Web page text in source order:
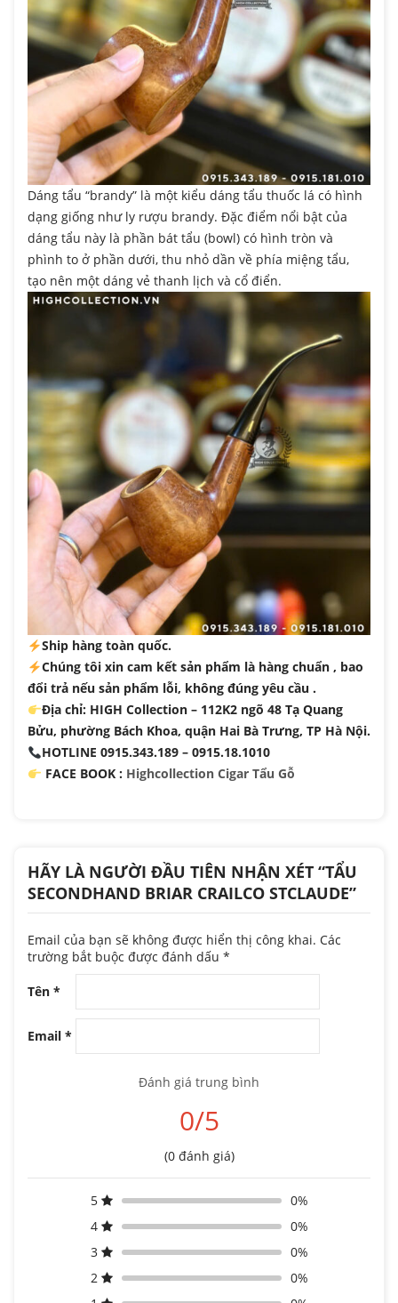
Dáng tẩu “brandy” là một kiểu dáng tẩu thuốc lá có hình
dạng giống như ly rượu brandy. Đặc điểm nổi bật của
dáng tẩu này là phần bát tẩu (bowl) có hình tròn và
phình to ở phần dưới, thu nhỏ dần về phía miệng tẩu,
tạo nên một dáng vẻ thanh lịch và cổ điển.
Ship hàng toàn quốc.
Chúng tôi xin cam kết sản phẩm là hàng chuẩn , bao
đổi trả nếu sản phẩm lỗi, không đúng yêu cầu .
Địa chỉ: HIGH Collection – 112K2 ngõ 48 Tạ Quang
Bửu, phường Bách Khoa, quận Hai Bà Trưng, TP Hà Nội.
HOTLINE 0915.343.189 – 0915.18.1010
FACE BOOK : Highcollection Cigar Tẩu Gỗ
HÃY LÀ NGƯỜI ĐẦU TIÊN NHẬN XÉT “TẨU
SECONDHAND BRIAR CRAILCO STCLAUDE”
Email của bạn sẽ không được hiển thị công khai. Các
trường bắt buộc được đánh dấu *
Tên *
Email *
Đánh giá trung bình
0/5
(0 đánh giá)
5
0%
4
0%
3
0%
2
0%